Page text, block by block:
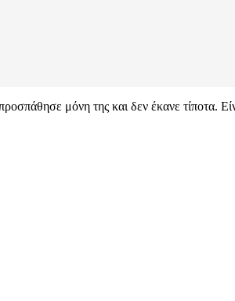
μόνη της και δεν έκανε τίποτα.